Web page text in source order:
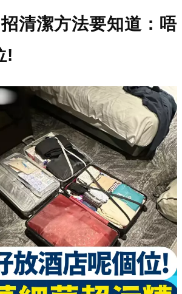
清潔方法要知道：唔
!